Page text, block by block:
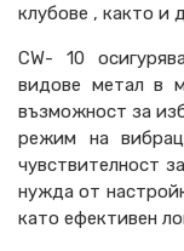
клубове , както и
CW- 10
видове метал в
възможност за
режим навибр
чувствителност
нужда от
като ефективен